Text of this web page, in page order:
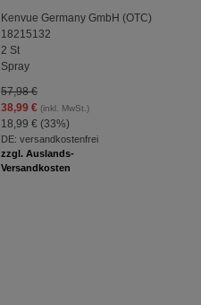
Kenvue Germany GmbH (OTC)
18215132
2 St
Spray
57,98 €
38,99 €(inkl. MwSt.)
18,99 € (33%)
DE: versandkostenfrei
zzgl. Auslands-
Versandkosten